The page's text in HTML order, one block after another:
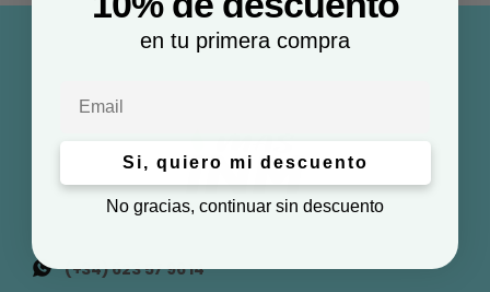
(+34) 623 57 96 14
en tu primera compra
Si, quiero mi descuento
No gracias, continuar sin descuento